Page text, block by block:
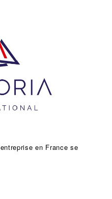
entreprise en France se